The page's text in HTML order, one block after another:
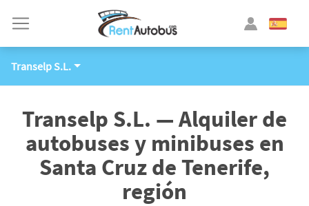
Transelp S.L.
Transelp S.L. — Alquiler de
autobuses y minibuses en
Santa Cruz de Tenerife,
región